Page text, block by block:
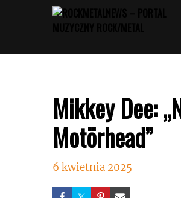
Mikkey Dee:
Motörhead”
6 kwietnia 2025